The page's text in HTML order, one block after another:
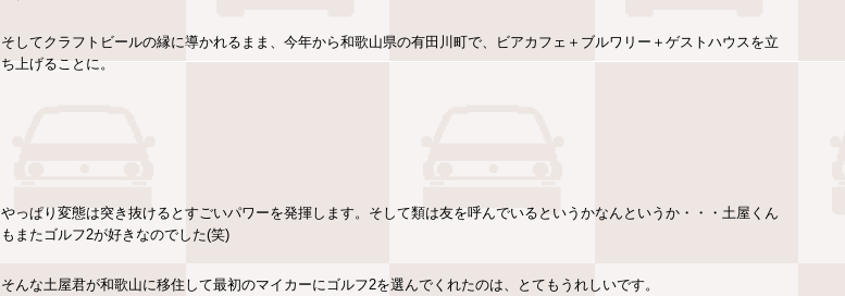
そしてクラフトビールの縁に導かれるまま、今年から和歌山県の有田川町で、ビアカフェ＋ブルワリー＋ゲストハウスを立
ち上げることに。
やっぱり変態は突き抜けるとすごいパワーを発揮します。そして類は友を呼んでいるというかなんというか・・・土屋くん
もまたゴルフ2が好きなのでした(笑)
そんな土屋君が和歌山に移住して最初のマイカーにゴルフ2を選んでくれたのは、とてもうれしいです。